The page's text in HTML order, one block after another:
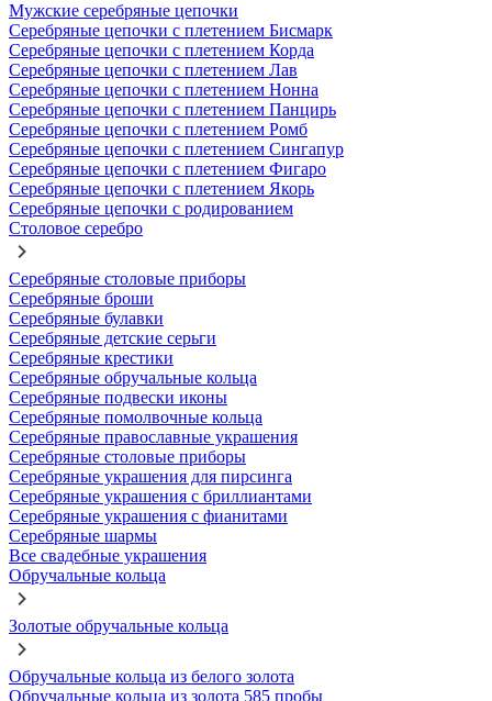
Мужские серебряные цепочки
Серебряные цепочки с плетением Бисмарк
Серебряные цепочки с плетением Корда
Серебряные цепочки с плетением Лав
Серебряные цепочки с плетением Нонна
Серебряные цепочки с плетением Панцирь
Серебряные цепочки с плетением Ромб
Серебряные цепочки с плетением Сингапур
Серебряные цепочки с плетением Фигаро
Серебряные цепочки с плетением Якорь
Серебряные цепочки с родированием
Столовое серебро
Серебряные столовые приборы
Серебряные броши
Серебряные булавки
Серебряные детские серьги
Серебряные крестики
Серебряные обручальные кольца
Серебряные подвески иконы
Серебряные помолвочные кольца
Серебряные православные украшения
Серебряные столовые приборы
Серебряные украшения для пирсинга
Серебряные украшения с бриллиантами
Серебряные украшения с фианитами
Серебряные шармы
Все свадебные украшения
Обручальные кольца
Золотые обручальные кольца
Обручальные кольца из белого золота
Обручальные кольца из золота 585 пробы